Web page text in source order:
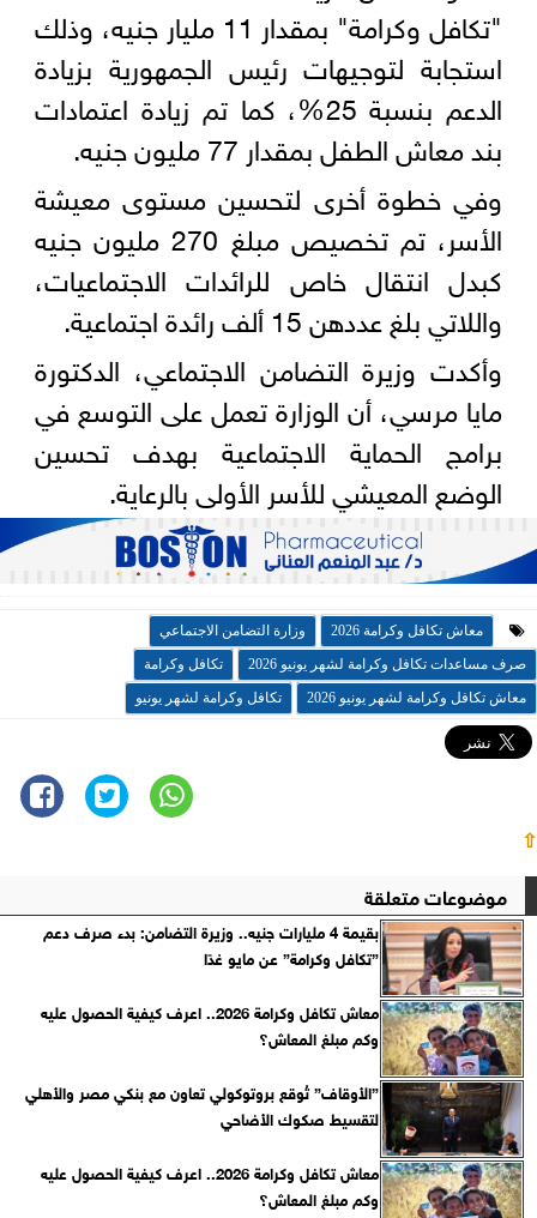
"تكافل وكرامة" بمقدار 11 مليار جنيه، وذلك
استجابة لتوجيهات رئيس الجمهورية بزيادة
الدعم بنسبة 25%، كما تم زيادة اعتمادات
بند معاش الطفل بمقدار 77 مليون جنيه.
وفي خطوة أخرى لتحسين مستوى معيشة
الأسر، تم تخصيص مبلغ 270 مليون جنيه
كبدل انتقال خاص للرائدات الاجتماعيات،
واللاتي بلغ عددهن 15 ألف رائدة اجتماعية.
وأكدت وزيرة التضامن الاجتماعي، الدكتورة
مايا مرسي، أن الوزارة تعمل على التوسع في
برامج الحماية الاجتماعية بهدف تحسين
الوضع المعيشي للأسر الأولى بالرعاية.
معاش تكافل وكرامة 2026
وزارة التضامن الاجتماعي
صرف مساعدات تكافل وكرامة لشهر يونيو 2026
تكافل وكرامة
معاش تكافل وكرامة لشهر يونيو 2026
تكافل وكرامة لشهر يونيو
⇧
موضوعات متعلقة
بقيمة 4 مليارات جنيه.. وزيرة التضامن: بدء صرف دعم
”تكافل وكرامة” عن مايو غدًا
معاش تكافل وكرامة 2026.. اعرف كيفية الحصول عليه
وكم مبلغ المعاش؟
”الأوقاف” تُوقع بروتوكولي تعاون مع بنكي مصر والأهلي
لتقسيط صكوك الأضاحي
معاش تكافل وكرامة 2026.. اعرف كيفية الحصول عليه
وكم مبلغ المعاش؟